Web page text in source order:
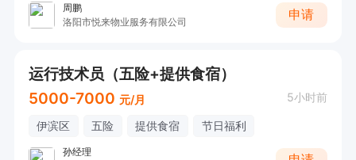
周鹏
洛阳市悦来物业服务有限公司
申请
运行技术员（五险+提供食宿）
5000-7000 元/月 5小时前
伊滨区 五险 提供食宿 节日福利
孙经理